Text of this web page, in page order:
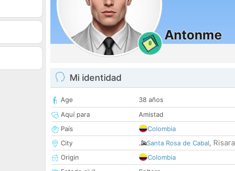
0
Antonme
Mi identidad
Age
38 años
Aquí para
Amistad
País
Colombia
City
Santa Rosa de Cabal,
Origin
Colombia